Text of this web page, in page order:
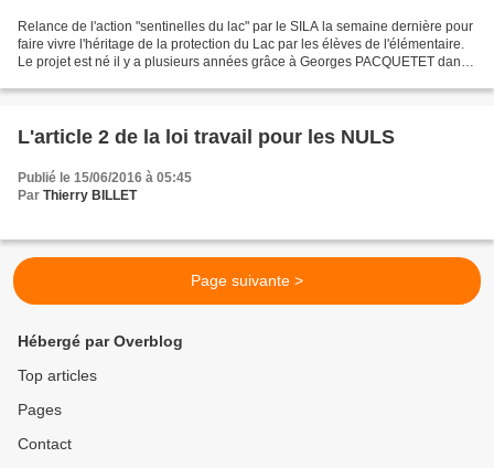
Relance de l'action "sentinelles du lac" par le SILA la semaine dernière pour
faire vivre l'héritage de la protection du Lac par les élèves de l'élémentaire.
Le projet est né il y a plusieurs années grâce à Georges PACQUETET dans
L'article 2 de la loi travail pour les NULS
Publié le 15/06/2016 à 05:45
Par Thierry BILLET
Page suivante >
Hébergé par Overblog
Top articles
Pages
Contact